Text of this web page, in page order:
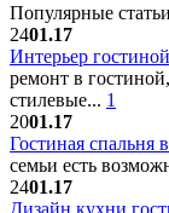
Популярные статьи
2401.17
Интерьер
ремонт в
стилевые... 1
2001.17
Гостиная спальня
семьи есть
2401.17
Дизайн кухни